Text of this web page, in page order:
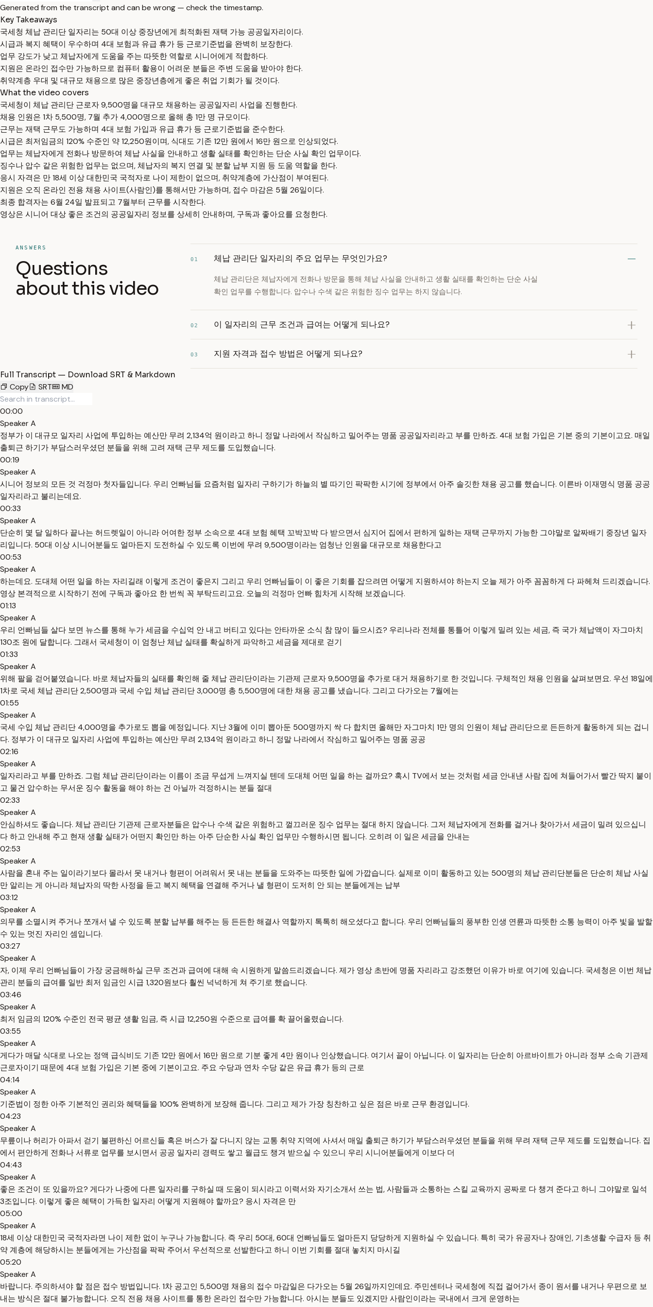
Generated from the transcript and can be wrong — check the timestamp.
Key Takeaways
국세청 체납 관리단 일자리는 50대 이상 중장년에게 최적화된 재택 가능 공공일자리이다.
시급과 복지 혜택이 우수하며 4대 보험과 유급 휴가 등 근로기준법을 완벽히 보장한다.
업무 강도가 낮고 체납자에게 도움을 주는 따뜻한 역할로 시니어에게 적합하다.
지원은 온라인 접수만 가능하므로 컴퓨터 활용이 어려운 분들은 주변 도움을 받아야 한다.
취약계층 우대 및 대규모 채용으로 많은 중장년층에게 좋은 취업 기회가 될 것이다.
What the video covers
국세청이 체납 관리단 근로자 9,500명을 대규모 채용하는 공공일자리 사업을 진행한다.
채용 인원은 1차 5,500명, 7월 추가 4,000명으로 올해 총 1만 명 규모이다.
근무는 재택 근무도 가능하며 4대 보험 가입과 유급 휴가 등 근로기준법을 준수한다.
시급은 최저임금의 120% 수준인 약 12,250원이며, 식대도 기존 12만 원에서 16만 원으로 인상되었다.
업무는 체납자에게 전화나 방문하여 체납 사실을 안내하고 생활 실태를 확인하는 단순 사실 확인 업무이다.
징수나 압수 같은 위험한 업무는 없으며, 체납자의 복지 연결 및 분할 납부 지원 등 도움 역할을 한다.
응시 자격은 만 18세 이상 대한민국 국적자로 나이 제한이 없으며, 취약계층에 가산점이 부여된다.
지원은 오직 온라인 전용 채용 사이트(사람인)를 통해서만 가능하며, 접수 마감은 5월 26일이다.
최종 합격자는 6월 24일 발표되고 7월부터 근무를 시작한다.
영상은 시니어 대상 좋은 조건의 공공일자리 정보를 상세히 안내하며, 구독과 좋아요를 요청한다.
ANSWERS
Questions
about this video
01 체납 관리단 일자리의 주요 업무는 무엇인가요?
체납 관리단은 체납자에게 전화나 방문을 통해 체납 사실을 안내하고 생활 실태를 확인하는 단순 사실
확인 업무를 수행합니다. 압수나 수색 같은 위험한 징수 업무는 하지 않습니다.
02 이 일자리의 근무 조건과 급여는 어떻게 되나요?
03 지원 자격과 접수 방법은 어떻게 되나요?
Full Transcript — Download SRT & Markdown
Copy
SRT MD
00:00
Speaker A
정부가 이 대규모 일자리 사업에 투입하는 예산만 무려 2,134억 원이라고 하니 정말 나라에서 작심하고 밀어주는 명품 공공일자리라고 부를 만하죠. 4대 보험 가입은 기본 중의 기본이고요. 매일
출퇴근 하기가 부담스러우셨던 분들을 위해 고려 재택 근무 제도를 도입했습니다.
00:19
Speaker A
시니어 정보의 모든 것 걱정마 첫자들입니다. 우리 언빠님들 요즘처럼 일자리 구하기가 하늘의 별 따기인 팍팍한 시기에 정부에서 아주 솔깃한 채용 공고를 했습니다. 이른바 이재명식 명품 공공
일자리라고 불리는데요.
00:33
Speaker A
단순히 몇 달 일하다 끝나는 허드렛일이 아니라 어여한 정부 소속으로 4대 보험 혜택 꼬박꼬박 다 받으면서 심지어 집에서 편하게 일하는 재택 근무까지 가능한 그야말로 알짜배기 중장년 일자
리입니다. 50대 이상 시니어분들도 얼마든지 도전하실 수 있도록 이번에 무려 9,500명이라는 엄청난 인원을 대규모로 채용한다고
00:53
Speaker A
하는데요. 도대체 어떤 일을 하는 자리길래 이렇게 조건이 좋은지 그리고 우리 언빠님들이 이 좋은 기회를 잡으려면 어떻게 지원하셔야 하는지 오늘 제가 아주 꼼꼼하게 다 파헤쳐 드리겠습니다.
영상 본격적으로 시작하기 전에 구독과 좋아요 한 번씩 꼭 부탁드리고요. 오늘의 걱정마 언빠 힘차게 시작해 보겠습니다.
01:13
Speaker A
우리 언빠님들 살다 보면 뉴스를 통해 누가 세금을 수십억 안 내고 버티고 있다는 안타까운 소식 참 많이 들으시죠? 우리나라 전체를 통틀어 이렇게 밀려 있는 세금, 즉 국가 체납액이 자그마치
130조 원에 달합니다. 그래서 국세청이 이 엄청난 체납 실태를 확실하게 파악하고 세금을 제대로 걷기
01:33
Speaker A
위해 팔을 걷어붙였습니다. 바로 체납자들의 실태를 확인해 줄 체납 관리단이라는 기관제 근로자 9,500명을 추가로 대거 채용하기로 한 것입니다. 구체적인 채용 인원을 살펴보면요. 우선 18일에
1차로 국세 체납 관리단 2,500명과 국세 수입 체납 관리단 3,000명 총 5,500명에 대한 채용 공고를 냈습니다. 그리고 다가오는 7월에는
01:55
Speaker A
국세 수입 체납 관리단 4,000명을 추가로도 뽑을 예정입니다. 지난 3월에 이미 뽑아둔 500명까지 싹 다 합치면 올해만 자그마치 1만 명의 인원이 체납 관리단으로 든든하게 활동하게 되는 겁니
다. 정부가 이 대규모 일자리 사업에 투입하는 예산만 무려 2,134억 원이라고 하니 정말 나라에서 작심하고 밀어주는 명품 공공
02:16
Speaker A
일자리라고 부를 만하죠. 그럼 체납 관리단이라는 이름이 조금 무섭게 느껴지실 텐데 도대체 어떤 일을 하는 걸까요? 혹시 TV에서 보는 것처럼 세금 안내낸 사람 집에 쳐들어가서 빨간 딱지 붙이
고 물건 압수하는 무서운 징수 활동을 해야 하는 건 아닐까 걱정하시는 분들 절대
02:33
Speaker A
안심하셔도 좋습니다. 체납 관리단 기관제 근로자분들은 압수나 수색 같은 위험하고 껄끄러운 징수 업무는 절대 하지 않습니다. 그저 체납자에게 전화를 걸거나 찾아가서 세금이 밀려 있으십니
다 하고 안내해 주고 현재 생활 실태가 어떤지 확인만 하는 아주 단순한 사실 확인 업무만 수행하시면 됩니다. 오히려 이 일은 세금을 안내는
02:53
Speaker A
사람을 혼내 주는 일이라기보다 몰라서 못 내거나 형편이 어려워서 못 내는 분들을 도와주는 따뜻한 일에 가깝습니다. 실제로 이미 활동하고 있는 500명의 체납 관리단분들은 단순히 체납 사실
만 알리는 게 아니라 체납자의 딱한 사정을 듣고 복지 혜택을 연결해 주거나 낼 형편이 도저히 안 되는 분들에게는 납부
03:12
Speaker A
의무를 소멸시켜 주거나 쪼개서 낼 수 있도록 분할 납부를 해주는 등 든든한 해결사 역할까지 톡톡히 해오셨다고 합니다. 우리 언빠님들의 풍부한 인생 연륜과 따뜻한 소통 능력이 아주 빛을 발할
수 있는 멋진 자리인 셈입니다.
03:27
Speaker A
자, 이제 우리 언빠님들이 가장 궁금해하실 근무 조건과 급여에 대해 속 시원하게 말씀드리겠습니다. 제가 영상 초반에 명품 자리라고 강조했던 이유가 바로 여기에 있습니다. 국세청은 이번 체납
관리 분들의 급여를 일반 최저 임금인 시급 1,320원보다 훨씬 넉넉하게 쳐 주기로 했습니다.
03:46
Speaker A
최저 임금의 120% 수준인 전국 평균 생활 임금, 즉 시급 12,250원 수준으로 급여를 확 끌어올렸습니다.
03:55
Speaker A
게다가 매달 식대로 나오는 정액 급식비도 기존 12만 원에서 16만 원으로 기분 좋게 4만 원이나 인상했습니다. 여기서 끝이 아닙니다. 이 일자리는 단순히 아르바이트가 아니라 정부 소속 기관제
근로자이기 때문에 4대 보험 가입은 기본 중에 기본이고요. 주요 수당과 연차 수당 같은 유급 휴가 등의 근로
04:14
Speaker A
기준법이 정한 아주 기본적인 권리와 혜택들을 100% 완벽하게 보장해 줍니다. 그리고 제가 가장 칭찬하고 싶은 점은 바로 근무 환경입니다.
04:23
Speaker A
무릎이나 허리가 아파서 걷기 불편하신 어르신들 혹은 버스가 잘 다니지 않는 교통 취약 지역에 사셔서 매일 출퇴근 하기가 부담스러우셨던 분들을 위해 무려 재택 근무 제도를 도입했습니다. 집
에서 편안하게 전화나 서류로 업무를 보시면서 공공 일자리 경력도 쌓고 월급도 챙겨 받으실 수 있으니 우리 시니어분들에게 이보다 더
04:43
Speaker A
좋은 조건이 또 있을까요? 게다가 나중에 다른 일자리를 구하실 때 도움이 되시라고 이력서와 자기소개서 쓰는 법, 사람들과 소통하는 스킬 교육까지 공짜로 다 챙겨 준다고 하니 그야말로 일석
3조입니다. 이렇게 좋은 혜택이 가득한 일자리 어떻게 지원해야 할까요? 응시 자격은 만
05:00
Speaker A
18세 이상 대한민국 국적자라면 나이 제한 없이 누구나 가능합니다. 즉 우리 50대, 60대 언빠님들도 얼마든지 당당하게 지원하실 수 있습니다. 특히 국가 유공자나 장애인, 기초생활 수급자 등 취
약 계층에 해당하시는 분들에게는 가산점을 팍팍 주어서 우선적으로 선발한다고 하니 이번 기회를 절대 놓치지 마시길
05:20
Speaker A
바랍니다. 주의하셔야 할 점은 접수 방법입니다. 1차 공고인 5,500명 채용의 접수 마감일은 다가오는 5월 26일까지인데요. 주민센터나 국세청에 직접 걸어가서 종이 원서를 내거나 우편으로 보
내는 방식은 절대 불가능합니다. 오직 전용 채용 사이트를 통한 온라인 접수만 가능합니다. 아시는 분들도 있겠지만 사람인이라는 국내에서 크게 운영하는